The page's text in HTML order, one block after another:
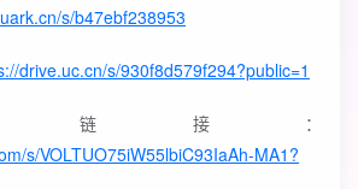
s/b47ebf238953
drive.uc.cn/s/930f8d579f294?public=1
链接：
s/VOLTUO75iW55lbiC93IaAh-MA1?